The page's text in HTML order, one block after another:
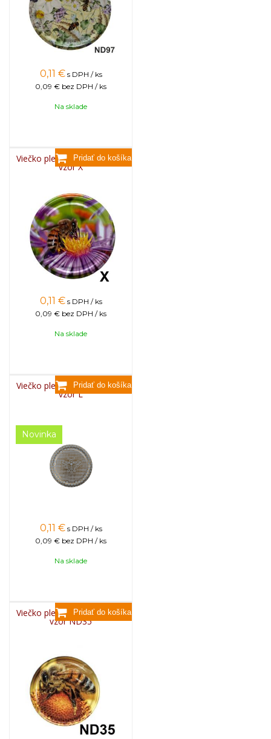
0,11 € s DPH / ks
0,09 € bez DPH / ks
Na sklade
Viečko plechové TWIST 82 -
vzor X
0,11 € s DPH / ks
0,09 € bez DPH / ks
Na sklade
Viečko plechové TWIST 82 -
vzor L
Novinka
0,11 € s DPH / ks
0,09 € bez DPH / ks
Na sklade
Viečko plechové TWIST 82 -
vzor ND35